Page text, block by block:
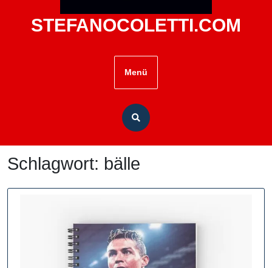
STEFANOCOLETTI.COM
Menü
Schlagwort: bälle